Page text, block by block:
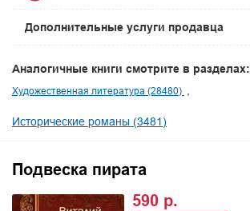
Дополнительные услуги продавца
Аналогичные книги смотрите в разделах:
Художественная литература (28480)
Исторические романы (3481)
Подвеска пирата
590 р.